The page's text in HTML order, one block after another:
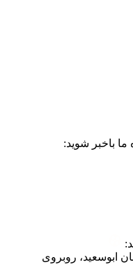
شوید:
روبروی